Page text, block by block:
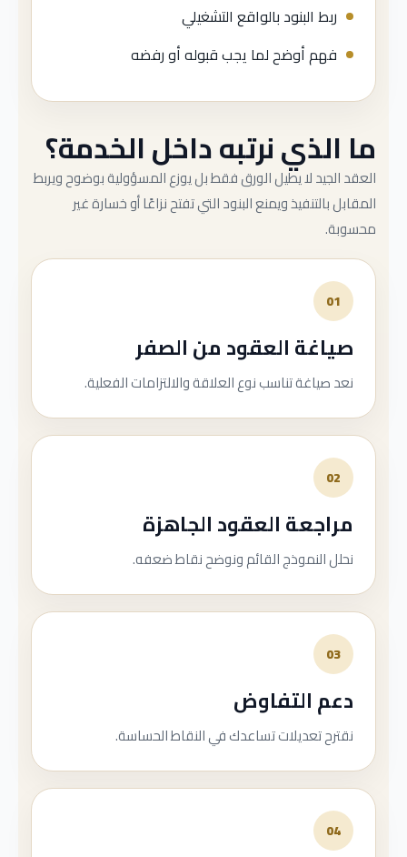
ربط البنود بالواقع التشغيلي
فهم أوضح لما يجب قبوله أو رفضه
ما الذي نرتبه داخل الخدمة؟
العقد الجيد لا يطيل الورق فقط بل يوزع المسؤولية بوضوح ويربط
المقابل بالتنفيذ ويمنع البنود التي تفتح نزاعًا أو خسارة غير
محسوبة.
01
صياغة العقود من الصفر
نعد صياغة تناسب نوع العلاقة والالتزامات الفعلية.
02
مراجعة العقود الجاهزة
نحلل النموذج القائم ونوضح نقاط ضعفه.
03
دعم التفاوض
نقترح تعديلات تساعدك في النقاط الحساسة.
04